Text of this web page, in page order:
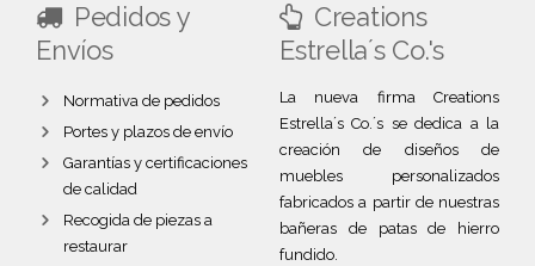
Pedidos y
Envíos
Normativa de pedidos
Portes y plazos de envío
Garantías y certificaciones
de calidad
Recogida de piezas a
restaurar
Creations
Estrella´s Co.'s
La nueva firma Creations
Estrella´s Co.´s se dedica a la
creación de diseños de
muebles personalizados
fabricados a partir de nuestras
bañeras de patas de hierro
fundido.